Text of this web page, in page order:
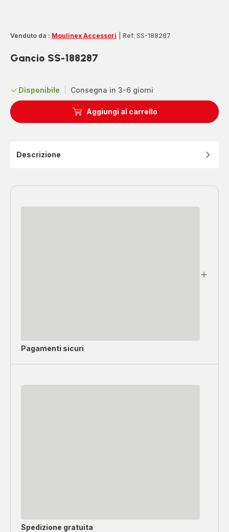
Venduto da : Moulinex Accessori Ref: SS-188287
Gancio SS-188287
Disponibile Consegna in 3-6 giorni
Aggiungi al carrello
Descrizione
Pagamenti sicuri
Spedizione gratuita